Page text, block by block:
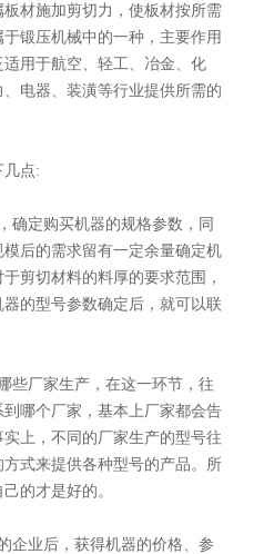
材施加剪切力，使板材按所需
锻压机械中的一种，主要作用
用于航空、轻工、冶金、化
电器、装潢等行业提供所需的
点:
定购买机器的规格参数，同
后的需求留有一定余量确定机
剪切材料的料厚的要求范围，
的型号参数确定后，就可以联
厂家生产，在这一环节，往
哪个厂家，基本上厂家都会告
上，不同的厂家生产的型号往
式来提供各种型号的产品。所
的才是好的。
业后，获得机器的价格、参